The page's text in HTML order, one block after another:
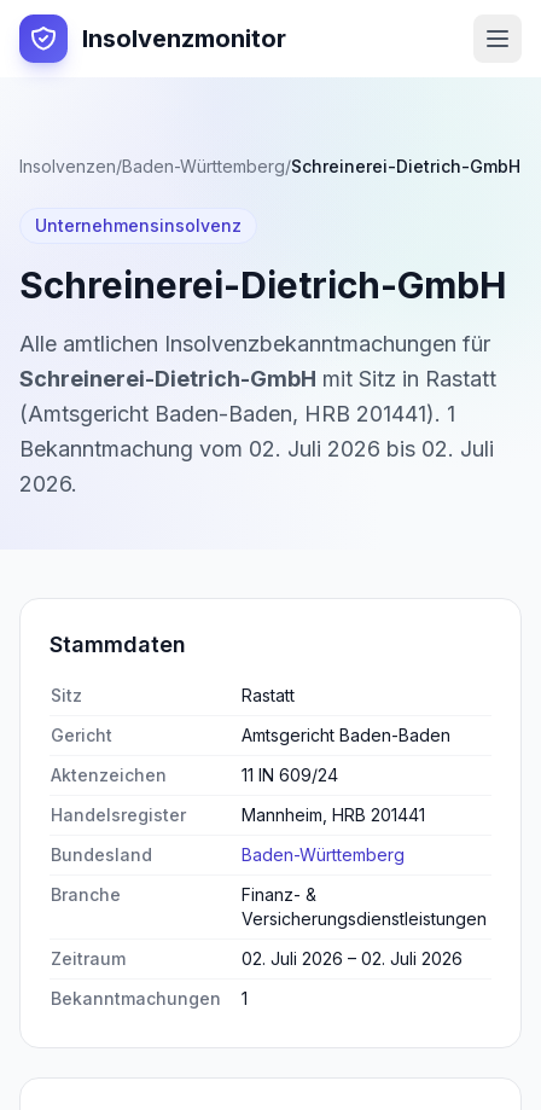
Insolvenzmonitor
Insolvenzen/Baden-Württemberg/Schreinerei-Dietrich-GmbH
Unternehmensinsolvenz
Schreinerei-Dietrich-GmbH
Alle amtlichen Insolvenzbekanntmachungen für
Schreinerei-Dietrich-GmbH mit Sitz in Rastatt
(Amtsgericht Baden-Baden, HRB 201441). 1
Bekanntmachung vom 02. Juli 2026 bis 02. Juli
2026.
Stammdaten
Sitz
Rastatt
Gericht
Amtsgericht Baden-Baden
Aktenzeichen
11 IN 609/24
Handelsregister
Mannheim, HRB 201441
Bundesland
Baden-Württemberg
Branche
Finanz- &
Versicherungsdienstleistungen
Zeitraum
02. Juli 2026 – 02. Juli 2026
Bekanntmachungen
1